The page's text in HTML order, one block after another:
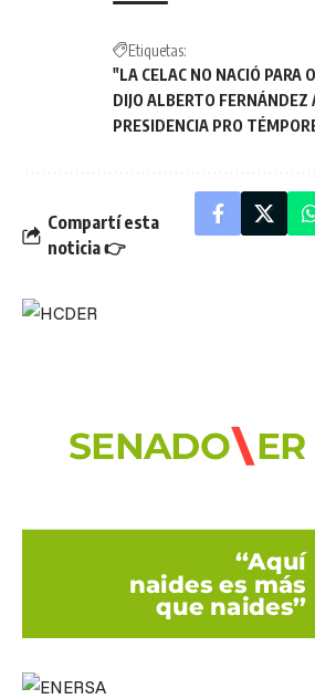
Etiquetas:
"LA CELAC NO NACIÓ PARA
DIJO ALBERTO
PRESIDENCIA PRO
Compartí esta
noticia 👉